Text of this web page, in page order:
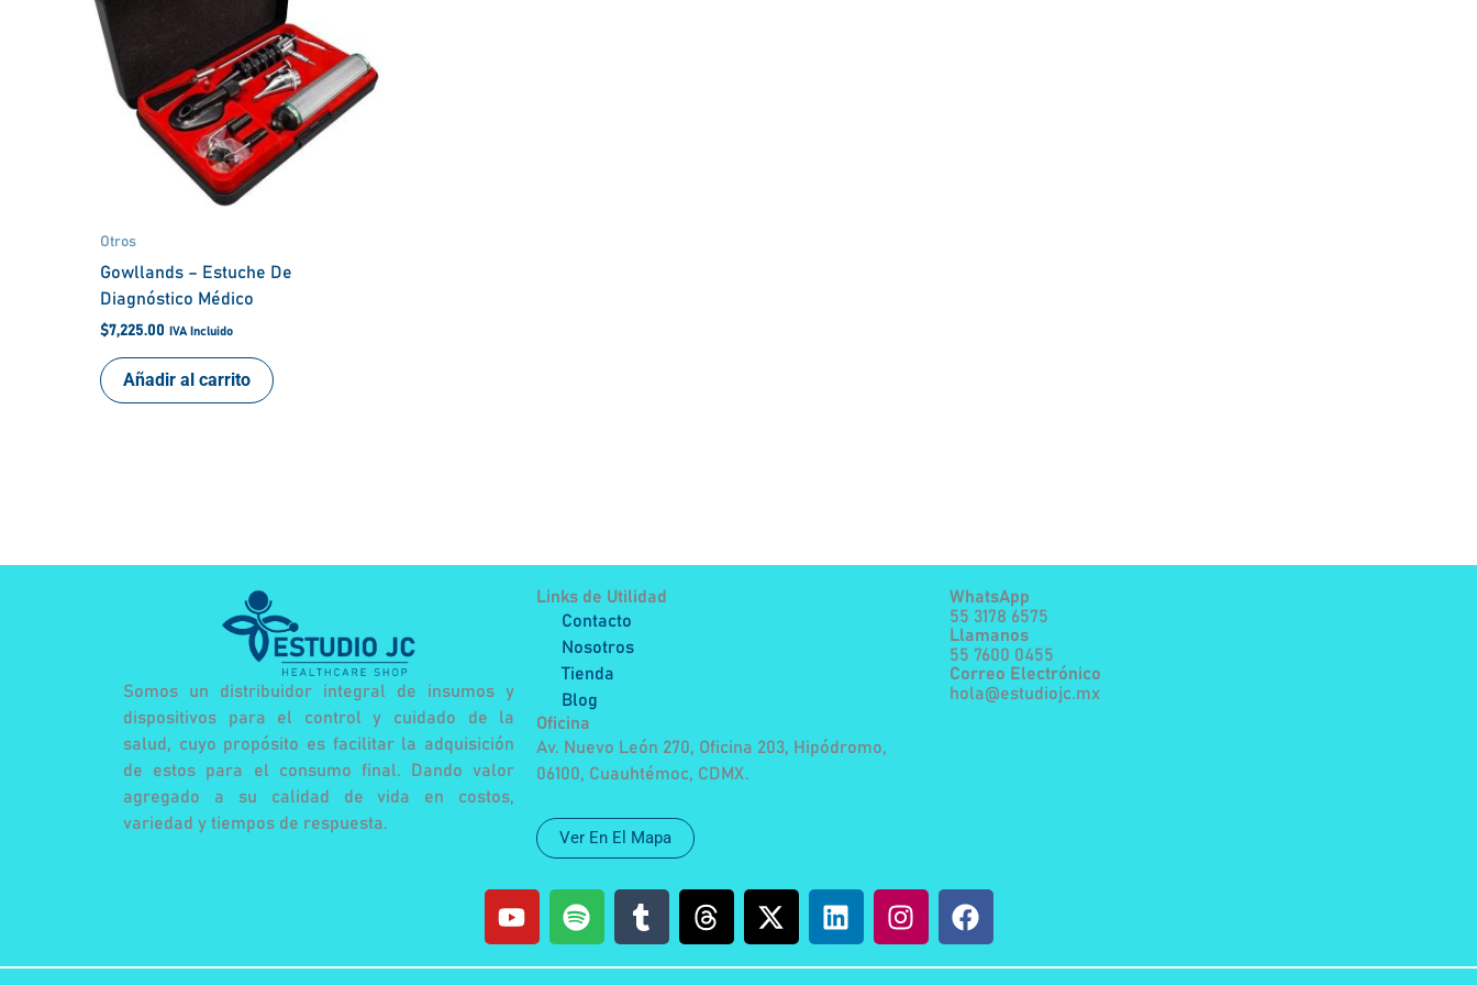
Otros
Gowllands – Estuche De
Diagnóstico Médico
$7,225.00 IVA Incluido
Añadir al carrito
Somos un distribuidor integral de insumos y
dispositivos para el control y cuidado de la
salud, cuyo propósito es facilitar la adquisición
de estos para el consumo final. Dando valor
agregado a su calidad de vida en costos,
variedad y tiempos de respuesta.
Links de Utilidad
Contacto
Nosotros
Tienda
Blog
Oficina
Av. Nuevo León 270, Oficina 203, Hipódromo,
06100, Cuauhtémoc, CDMX.
Ver En El Mapa
WhatsApp
55 3178 6575
Llamanos
55 7600 0455
Correo Electrónico
hola@estudiojc.mx
Y
o
S
p
T
u
T
h
X
-
L
i
I
n
F
a